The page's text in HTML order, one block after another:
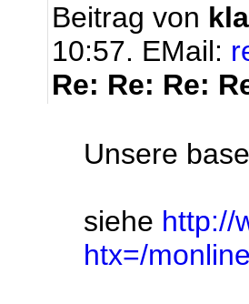
Beitrag von
10:57. EMail:
Re: Re: Re:
Unsere
siehe http://
htx=/